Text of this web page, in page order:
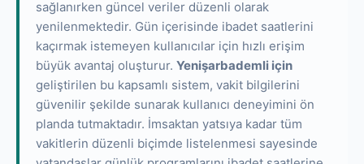
sağlanırken güncel veriler düzenli olarak
yenilenmektedir. Gün içerisinde ibadet saatlerini
kaçırmak istemeyen kullanıcılar için hızlı erişim
büyük avantaj oluşturur. Yenişarbademli için
geliştirilen bu kapsamlı sistem, vakit bilgilerini
güvenilir şekilde sunarak kullanıcı deneyimini ön
planda tutmaktadır. İmsaktan yatsıya kadar tüm
vakitlerin düzenli biçimde listelenmesi sayesinde